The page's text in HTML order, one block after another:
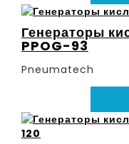
Генераторы
PPOG-93
Pneumatech